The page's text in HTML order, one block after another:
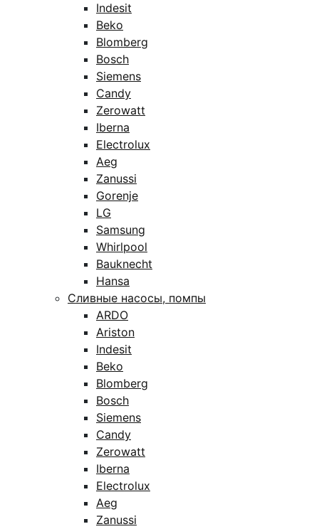
Indesit
Beko
Blomberg
Bosch
Siemens
Candy
Zerowatt
Iberna
Electrolux
Aeg
Zanussi
Gorenje
LG
Samsung
Whirlpool
Bauknecht
Hansa
Сливные насосы, помпы
ARDO
Ariston
Indesit
Beko
Blomberg
Bosch
Siemens
Candy
Zerowatt
Iberna
Electrolux
Aeg
Zanussi